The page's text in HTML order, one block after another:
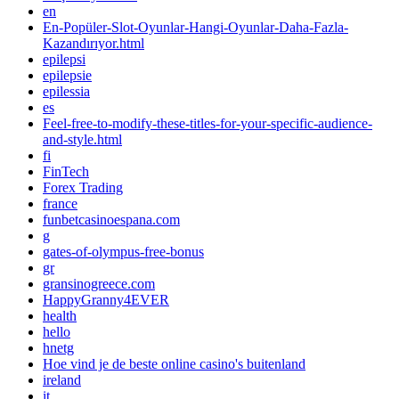
en
En-Popüler-Slot-Oyunlar-Hangi-Oyunlar-Daha-Fazla-
Kazandırıyor.html
epilepsi
epilepsie
epilessia
es
Feel-free-to-modify-these-titles-for-your-specific-audience-
and-style.html
fi
FinTech
Forex Trading
france
funbetcasinoespana.com
g
gates-of-olympus-free-bonus
gr
gransinogreece.com
HappyGranny4EVER
health
hello
hnetg
Hoe vind je de beste online casino's buitenland
ireland